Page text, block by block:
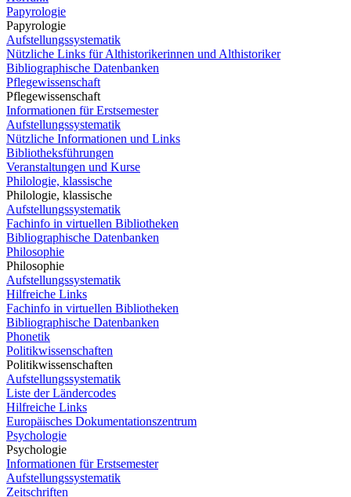
Papyrologie
Papyrologie
Aufstellungssystematik
Nützliche Links für Althistorikerinnen und Althistoriker
Bibliographische Datenbanken
Pflegewissenschaft
Pflegewissenschaft
Informationen für Erstsemester
Aufstellungssystematik
Nützliche Informationen und Links
Bibliotheksführungen
Veranstaltungen und Kurse
Philologie, klassische
Philologie, klassische
Aufstellungssystematik
Fachinfo in virtuellen Bibliotheken
Bibliographische Datenbanken
Philosophie
Philosophie
Aufstellungssystematik
Hilfreiche Links
Fachinfo in virtuellen Bibliotheken
Bibliographische Datenbanken
Phonetik
Politikwissenschaften
Politikwissenschaften
Aufstellungssystematik
Liste der Ländercodes
Hilfreiche Links
Europäisches Dokumentationszentrum
Psychologie
Psychologie
Informationen für Erstsemester
Aufstellungssystematik
Zeitschriften